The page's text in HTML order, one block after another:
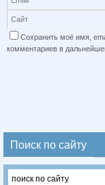
Сохранить моё имя,
комментариев в
Поиск по сайту